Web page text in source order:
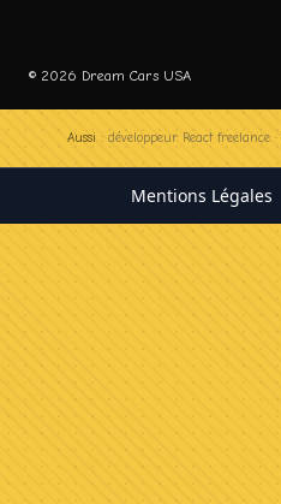
© 2026 Dream Cars USA
Aussi : développeur React freelance ·
Mentions Légales